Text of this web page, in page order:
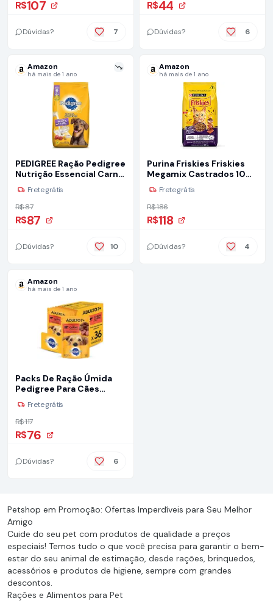
R$107
Dúvidas? 7
R$44
Dúvidas? 6
Amazon
há mais de 1 ano
PEDIGREE Ração Pedigree
Nutrição Essencial Carne
Ao Leite Para Cães
Adultos 10 1 Kg
Frete grátis
R$ 87
R$87
Dúvidas? 10
Amazon
há mais de 1 ano
Purina Friskies Friskies
Megamix Castrados 10
Frete grátis
R$ 186
R$118
Dúvidas? 4
Amazon
há mais de 1 ano
Packs De Ração Úmida
Pedigree Para Cães
Adultos Sênior 7+ Anos,
Sachê Carne Ao Molho,
36 Sachês De 100 G
Frete grátis
R$ 117
R$76
Dúvidas? 6
Petshop em Promoção: Ofertas Imperdíveis para Seu Melhor
Amigo
Cuide do seu pet com produtos de qualidade a preços
especiais! Temos tudo o que você precisa para garantir o bem-
estar do seu animal de estimação, desde rações, brinquedos,
acessórios e produtos de higiene, sempre com grandes
descontos.
Rações e Alimentos para Pet